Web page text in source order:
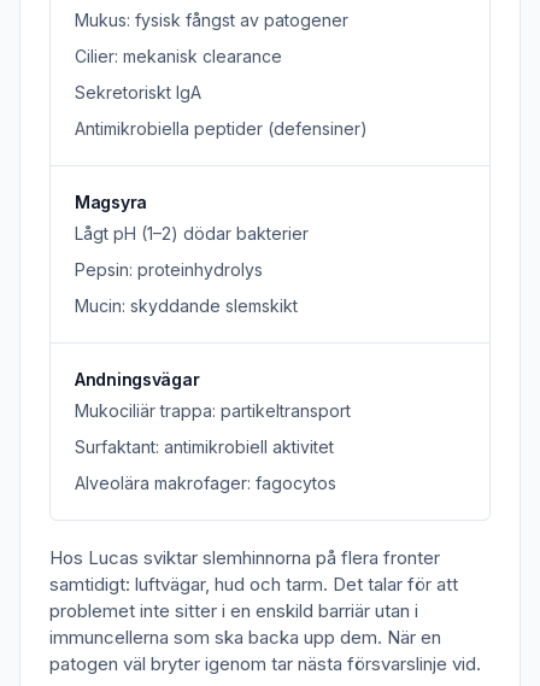
Mukus: fysisk fångst av patogener
Cilier: mekanisk clearance
Sekretoriskt IgA
Antimikrobiella peptider (defensiner)
Magsyra
Lågt pH (1–2) dödar bakterier
Pepsin: proteinhydrolys
Mucin: skyddande slemskikt
Andningsvägar
Mukociliär trappa: partikeltransport
Surfaktant: antimikrobiell aktivitet
Alveolära makrofager: fagocytos
Hos Lucas sviktar slemhinnorna på flera fronter
samtidigt: luftvägar, hud och tarm. Det talar för att
problemet inte sitter i en enskild barriär utan i
immuncellerna som ska backa upp dem. När en
patogen väl bryter igenom tar nästa försvarslinje vid.